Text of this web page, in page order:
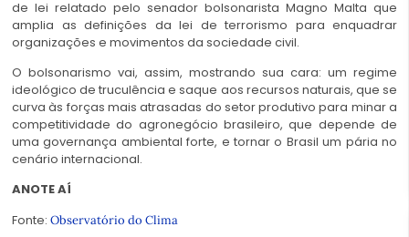
de lei relatado pelo senador bolsonarista Magno Malta que
amplia as definições da lei de terrorismo para enquadrar
organizações e movimentos da sociedade civil.
O bolsonarismo vai, assim, mostrando sua cara: um regime
ideológico de truculência e saque aos recursos naturais, que se
curva às forças mais atrasadas do setor produtivo para minar a
competitividade do agronegócio brasileiro, que depende de
uma governança ambiental forte, e tornar o Brasil um pária no
cenário internacional.
ANOTE AÍ
Fonte: Observatório do Clima